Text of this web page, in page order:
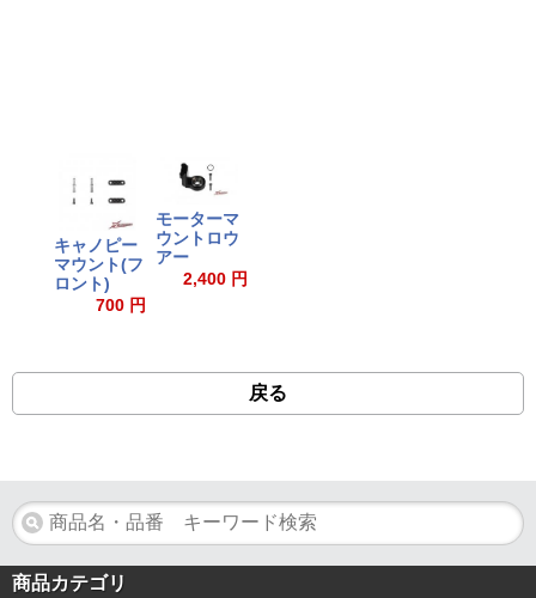
キャノピー
マウント(フ
ロント)
700 円
モーターマ
ウントロウ
アー
2,400 円
戻る
商品カテゴリ